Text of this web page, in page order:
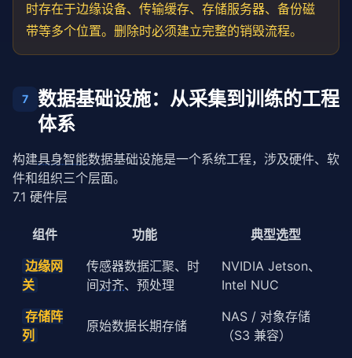
时存在于边缘设备、传输缓存、存储服务器、备份磁
带等多个位置。删除时必须建立完整的销毁流程。
7
数据基础设施：从采集到训练的工程
体系
构建具身智能数据基础设施是一个系统工程，涉及硬件、软
件和组织三个层面。
7.1 硬件层
组件 功能
典型选型
边缘网
关
传感器数据汇聚、时
间对齐、预处理
NVIDIA Jetson、
Intel NUC
存储阵
列
原始数据长期存储
NAS / 对象存储
（S3 兼容）